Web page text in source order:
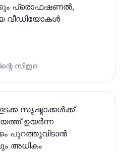
പ്രൊഫഷണൽ,
വീഡിയോകൾ
സിഇഒ
സൃഷ്ടാക്കൾക്ക്
ഉയർന്ന
പുറത്തുവിടാൻ
അധികം